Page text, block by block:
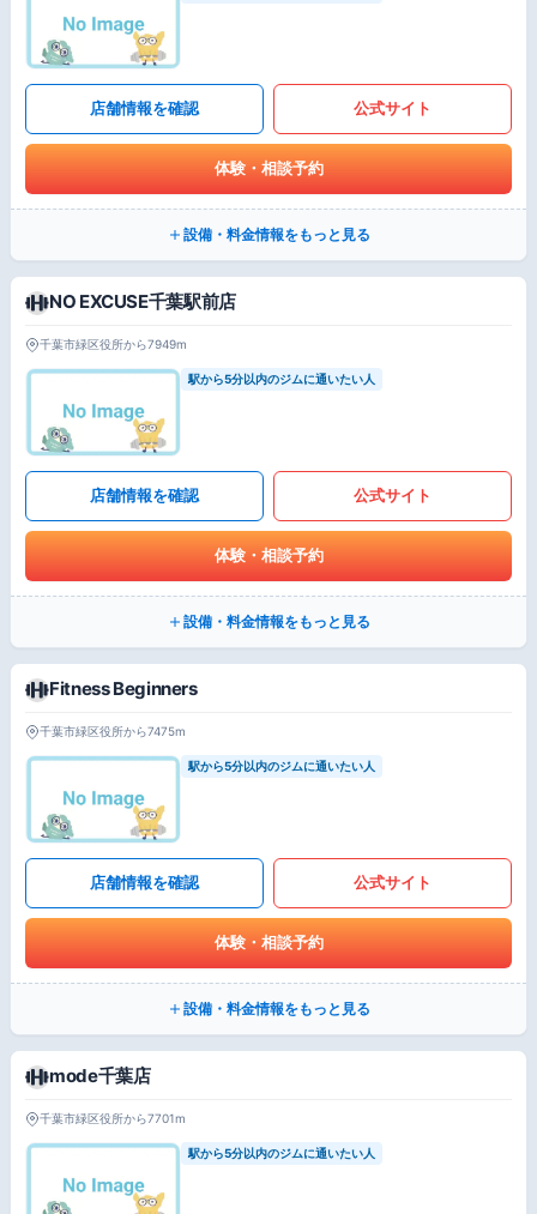
店舗情報を確認 公式サイト
体験・相談予約
設備・料金情報をもっと見る
NO EXCUSE千葉駅前店
千葉市緑区役所から7949m
駅から5分以内のジムに通いたい人
店舗情報を確認 公式サイト
体験・相談予約
設備・料金情報をもっと見る
Fitness Beginners
千葉市緑区役所から7475m
駅から5分以内のジムに通いたい人
店舗情報を確認 公式サイト
体験・相談予約
設備・料金情報をもっと見る
mode千葉店
千葉市緑区役所から7701m
駅から5分以内のジムに通いたい人